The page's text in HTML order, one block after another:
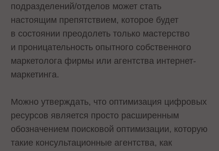
подразделений/отделов может стать
настоящим препятствием, которое будет
в состоянии преодолеть только мастерство
и проницательность опытного собственного
маркетолога фирмы или агентства интернет-
маркетинга.
Можно утверждать, что оптимизация цифровых
ресурсов является просто расширенным
обозначением поисковой оптимизации, которую
такие консультационные агентства, как